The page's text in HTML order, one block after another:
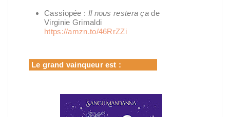
Cassiopée : Il nous restera ça de
Virginie Grimaldi
https://amzn.to/46RrZZi
Le grand vainqueur est :